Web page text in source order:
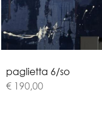
paglietta 6/so
€ 190,00